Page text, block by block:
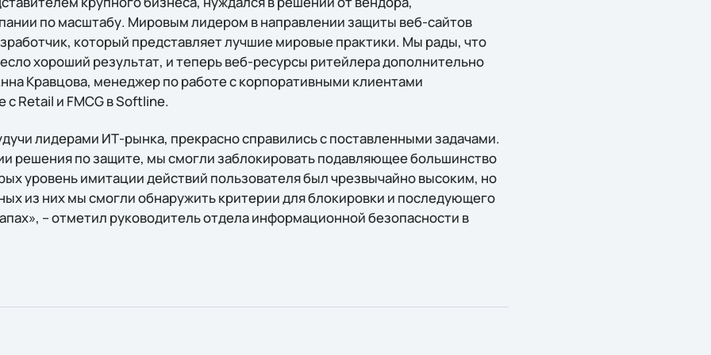
по масштабу. Мировым лидером в направлении защиты веб-сайтов
который представляет лучшие мировые практики. Мы рады, что
хороший результат, и теперь веб-ресурсы ритейлера дополнительно
Кравцова, менеджер по работе с корпоративными клиентами
Retail и FMCG в Softline.
лидерами ИТ-рынка, прекрасно справились с поставленными задачами.
решения по защите, мы смогли заблокировать подавляющее большинство
уровень имитации действий пользователя был чрезвычайно высоким, но
из них мы смогли обнаружить критерии для блокировки и последующего
– отметил руководитель отдела информационной безопасности в